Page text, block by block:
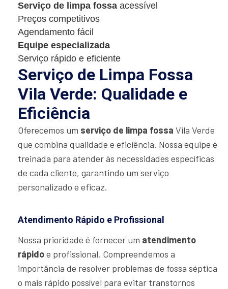
Serviço de limpa fossa acessível
Preços competitivos
Agendamento fácil
Equipe especializada
Serviço rápido e eficiente
Serviço de Limpa Fossa
Vila Verde: Qualidade e
Eficiência
Oferecemos um serviço de limpa fossa Vila Verde
que combina qualidade e eficiência. Nossa equipe é
treinada para atender às necessidades específicas
de cada cliente, garantindo um serviço
personalizado e eficaz.
Atendimento Rápido e Profissional
Nossa prioridade é fornecer um atendimento
rápidoe profissional. Compreendemos a
importância de resolver problemas de fossa séptica
o mais rápido possível para evitar transtornos